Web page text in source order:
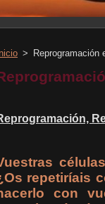
Inicio > Reprogramación
repetiríais
con